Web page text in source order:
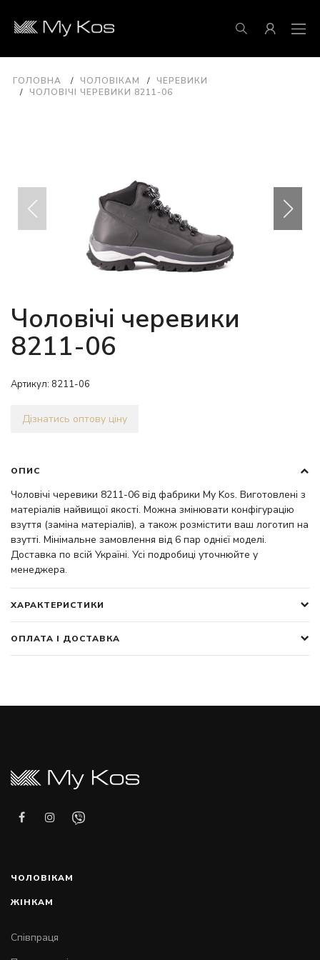
ГОЛОВНА ЧОЛОВІКАМ
ЧЕРЕВИКИ
ЧОЛОВІЧІ ЧЕРЕВИКИ 8211-06
Чоловічі черевики
8211-06
Артикул: 8211-06
Дізнатись оптову ціну
ОПИС
Чоловічі черевики 8211-06 від фабрики My Kos. Виготовлені з
матеріалів найвищої якості. Можна змінювати конфігурацію
взуття (заміна матеріалів), а також розмістити ваш логотип на
взутті. Мінімальне замовлення від 6 пар однієї моделі.
Доставка по всій Україні. Усі подробиці уточнюйте у
менеджера.
ХАРАКТЕРИСТИКИ
ОПЛАТА І ДОСТАВКА
ЧОЛОВІКАМ
ЖІНКАМ
Співпраця